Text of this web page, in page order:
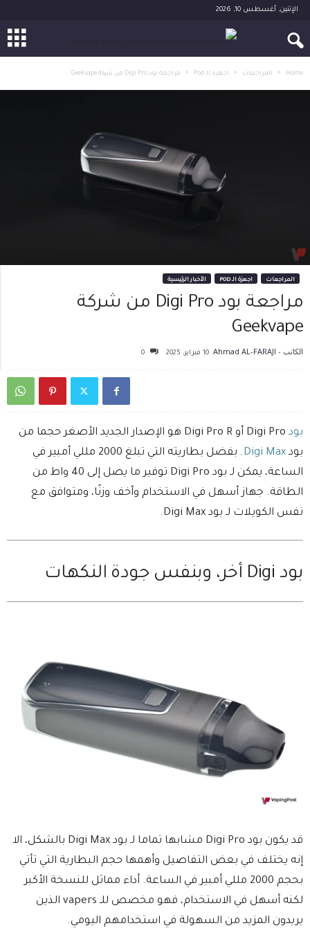
الإثنين, أغسطس 10, 2026
Home المراجعات اجهزة الـ Pod مراجعة بود Digi Pro من شركة Geekvape
المراجعات اجهزة الـ POD الأخبار الرئيسية
مراجعة بود Digi Pro من شركة
Geekvape
الكاتب - Ahmad AL-FARAJI 10 فبراير، 2025 0
بود
Digi Pro أو Digi Pro R هو الإصدار الجديد الأصغر حجما من
بود Digi Max
. بفضل بطاريته التي تبلغ 2000 مللي أمبير في
الساعة، يمكن لـ بود Digi Pro توفير ما يصل إلى 40 واط من
الطاقة. جهاز أسهل في الاستخدام وأخف وزنًا، ومتوافق مع
نفس الكويلات لـ بود Digi Max.
بود Digi أخر، وبنفس جودة النكهات
قد يكون بود Digi Pro مشابها تماما لـ بود Digi Max بالشكل، الا
إنه يختلف في بعض التفاصيل وأهمها حجم البطارية التي تأتي
بحجم 2000 مللي أمبير في الساعة. أداء مماثل للنسخة الأكبر
لكنه أسهل في الاستخدام، فهو مخصص للـ vapers الذين
يريدون المزيد من السهولة في استخدامهم اليومي.